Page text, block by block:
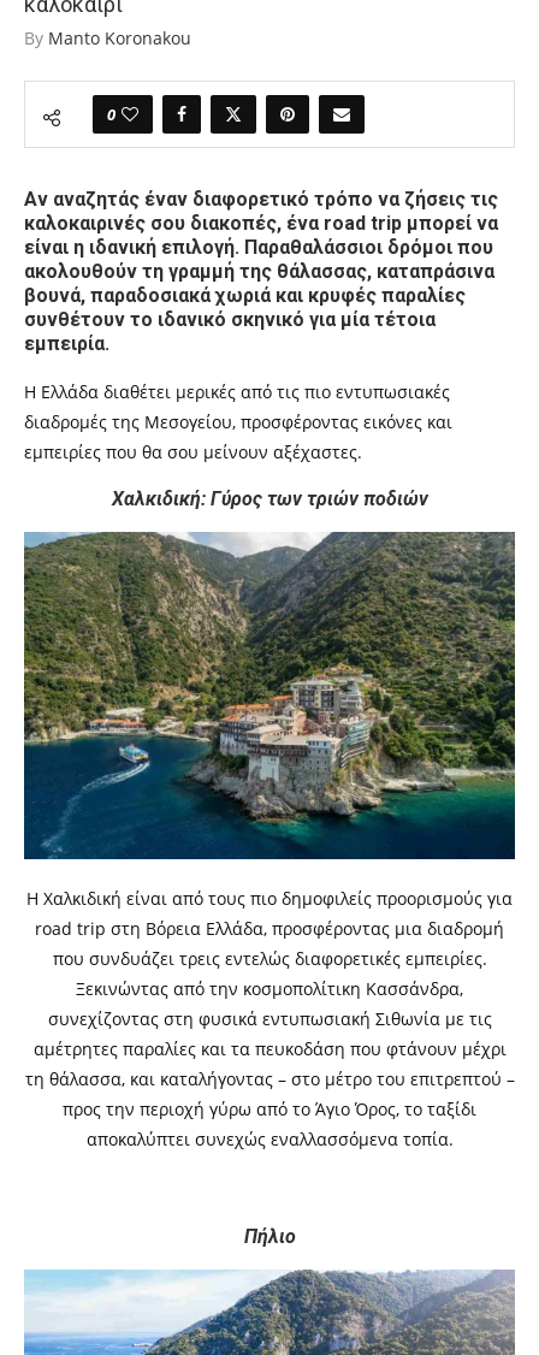
By Manto Koronakou
0
Αν αναζητάς έναν διαφορετικό τρόπο να ζήσεις τις
καλοκαιρινές σου διακοπές, ένα road trip μπορεί να
είναι η ιδανική επιλογή. Παραθαλάσσιοι δρόμοι που
ακολουθούν τη γραμμή της θάλασσας, καταπράσινα
βουνά, παραδοσιακά χωριά και κρυφές παραλίες
συνθέτουν το ιδανικό σκηνικό για μία τέτοια
εμπειρία.
Η Ελλάδα διαθέτει μερικές από τις πιο εντυπωσιακές
διαδρομές της Μεσογείου, προσφέροντας εικόνες και
εμπειρίες που θα σου μείνουν αξέχαστες.
Χαλκιδική: Γύρος των τριών ποδιών
Η Χαλκιδική είναι από τους πιο δημοφιλείς προορισμούς για
road trip στη Βόρεια Ελλάδα, προσφέροντας μια διαδρομή
που συνδυάζει τρεις εντελώς διαφορετικές εμπειρίες.
Ξεκινώντας από την κοσμοπολίτικη Κασσάνδρα,
συνεχίζοντας στη φυσικά εντυπωσιακή Σιθωνία με τις
αμέτρητες παραλίες και τα πευκοδάση που φτάνουν μέχρι
τη θάλασσα, και καταλήγοντας – στο μέτρο του επιτρεπτού –
προς την περιοχή γύρω από το Άγιο Όρος, το ταξίδι
αποκαλύπτει συνεχώς εναλλασσόμενα τοπία.
Πήλιο